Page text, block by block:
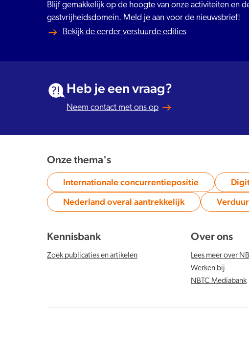
Blijf gemakkelijk op de hoogte van onze activiteiten en
gastvrijheidsdomein. Meld je aan voor de nieuwsbrief!
Bekijk de eerder verstuurde edities
Heb je een vraag?
Neem contact met ons op
Onze thema's
Category:
Internationale concurrentiepositie
Category:
Nederland overal aantrekkelijk
Kennisbank
Zoek publicaties en artikelen
Over ons
Lees meer over
Werken bij
NBTC Mediabank